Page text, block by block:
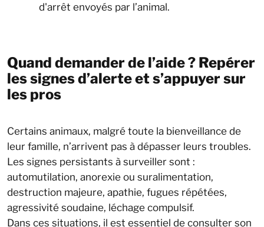
d'arrêt envoyés par l’animal.
Quand demander de l’aide ? Repérer
les signes d’alerte et s’appuyer sur
les pros
Certains animaux, malgré toute la bienveillance de
leur famille, n’arrivent pas à dépasser leurs troubles.
Les signes persistants à surveiller sont :
automutilation, anorexie ou suralimentation,
destruction majeure, apathie, fugues répétées,
agressivité soudaine, léchage compulsif.
Dans ces situations, il est essentiel de consulter son